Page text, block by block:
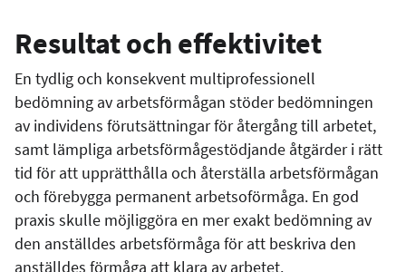
Resultat och effektivitet
En tydlig och konsekvent multiprofessionell
bedömning av arbetsförmågan stöder bedömningen
av individens förutsättningar för återgång till arbetet,
samt lämpliga arbetsförmågestödjande åtgärder i rätt
tid för att upprätthålla och återställa arbetsförmågan
och förebygga permanent arbetsoförmåga. En god
praxis skulle möjliggöra en mer exakt bedömning av
den anställdes arbetsförmåga för att beskriva den
anställdes förmåga att klara av arbetet.